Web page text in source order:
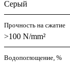
Серый
Прочность на сжатие
>100 N/mm²
Водопоглощение, %